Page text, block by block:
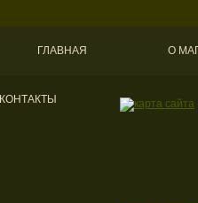
ГЛАВНАЯ О
КОНТАКТЫ